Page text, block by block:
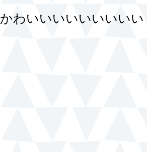
かわいいいいいいいいい